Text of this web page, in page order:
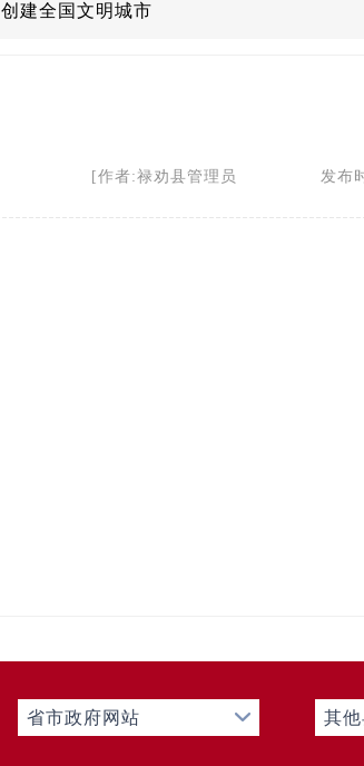
创建全国文明城市
[作者:禄劝县管理员 发布时
省市政府网站 其